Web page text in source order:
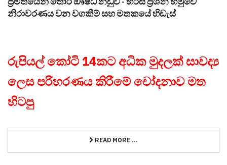
නිරාවරණය වන වගකීම් සහ මතකයේ හිඩැස්
රුපියල් කෝටි 14කට අධික මුදලක් සාවද්‍ය
ලෙස පරිහරණය කිරීමේ චෝදනාව මත
හිටපු
READ MORE ...